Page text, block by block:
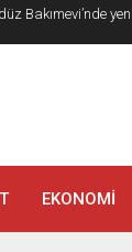
Madrigal Coşkusu
EKONOMİ